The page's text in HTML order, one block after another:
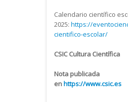
Calendario científico
2025: https://
cientifico-escolar/
CSIC Cultura Científica
Nota publicada
enhttps://www.csic.es